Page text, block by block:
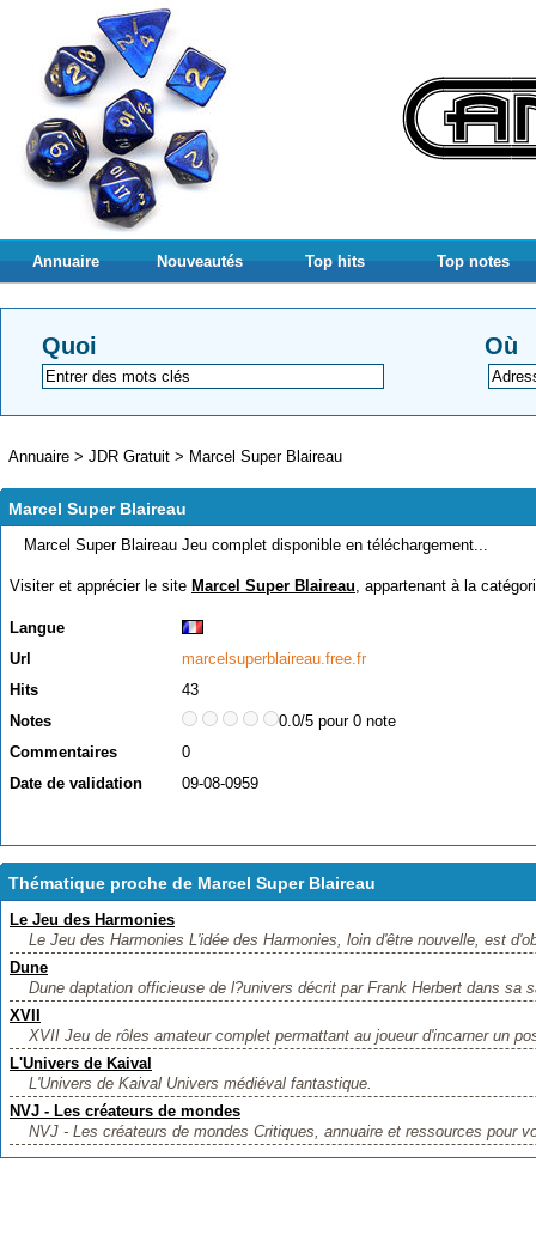
Annuaire Nouveautés Top hits Top notes
Quoi Où
Annuaire > JDR Gratuit > Marcel Super Blaireau
Marcel Super Blaireau
Marcel Super Blaireau Jeu complet disponible en téléchargement...
Visiter et apprécier le site Marcel Super Blaireau, appartenant à la
Langue
Url
marcelsuperblaireau.free.fr
Hits
43
Notes
0.0/5 pour 0 note
Commentaires
0
Date de validation
09-08-0959
Thématique proche de Marcel Super Blaireau
Le Jeu des Harmonies
Le Jeu des Harmonies L'idée des Harmonies, loin d'être nouvelle, est
Dune
Dune daptation officieuse de l?univers décrit par Frank Herbert dans sa
XVII
XVII Jeu de rôles amateur complet permattant au joueur d'incarner un
L'Univers de Kaival
L'Univers de Kaival Univers médiéval fantastique.
NVJ - Les créateurs de mondes
NVJ - Les créateurs de mondes Critiques, annuaire et ressources pour